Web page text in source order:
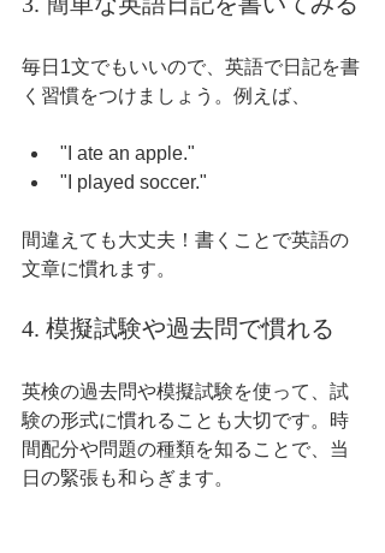
毎日1文でもいいので、英語で日記を書
く習慣をつけましょう。例えば、
"I ate an apple."
"I played soccer."
間違えても大丈夫！書くことで英語の
文章に慣れます。
4. 模擬試験や過去問で慣れる
英検の過去問や模擬試験を使って、試
験の形式に慣れることも大切です。時
間配分や問題の種類を知ることで、当
日の緊張も和らぎます。